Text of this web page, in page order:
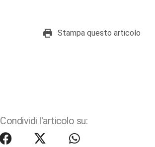
Stampa questo articolo
Condividi l'articolo su: